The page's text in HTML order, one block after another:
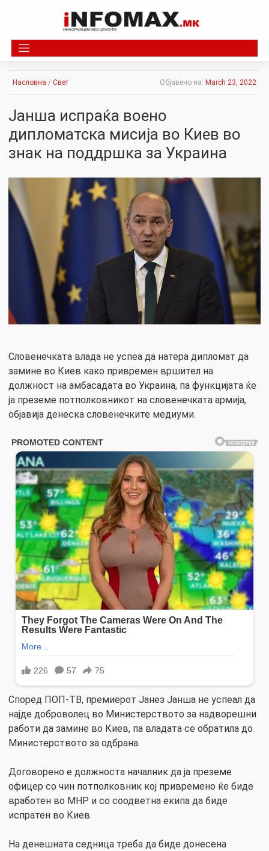
Насловна / Свет Објавено на: March 23, 2022
Јанша испраќа воено
дипломатска мисија во Киев во
знак на поддршка за Украина
Словенечката влада не успеа да натера дипломат да
замине во Киев како привремен вршител на
должност на амбасадата во Украина, па функцијата ќе
ја преземе потполковникот на словенечката армија,
објавија денеска словенечките медиуми.
Според ПОП-ТВ, премиерот Јанез Јанша не успеал да
најде доброволец во Министерството за надворешни
работи да замине во Киев, па владата се обратила до
Министерството за одбрана.
Договорено е должноста началник да ја преземе
офицер со чин потполковник кој привремено ќе биде
вработен во МНР и со соодветна екипа да биде
испратен во Киев.
На денешната седница треба да биде донесена